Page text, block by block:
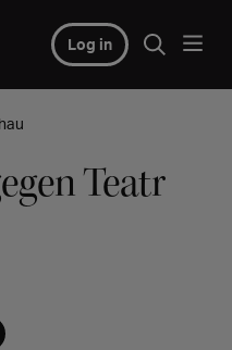
Log in
Teatr